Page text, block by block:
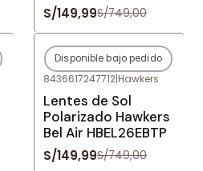
S/149,99S/749,00
-80%OFF
Agotado
Disponible bajo pedido
8436617247712|Hawkers
Lentes de Sol
Polarizado Hawkers
Bel Air HBEL26EBTP
S/149,99S/749,00